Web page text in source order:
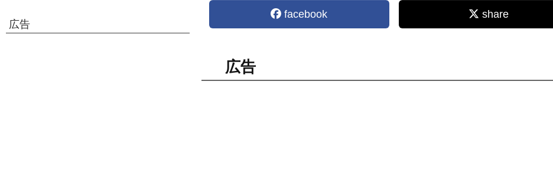
facebook share
広告
広告